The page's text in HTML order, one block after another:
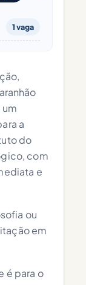
1 vaga
a
do
com
e
ou
em
é para o